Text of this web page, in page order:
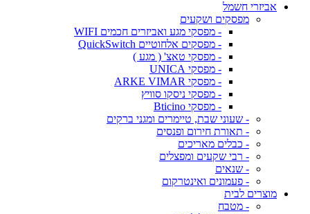
אביזרי חשמל
מפסקים ושקעים
- מפסקי מגע ואביזרים חכמים WIFI
- מפסקים אלחוטיים QuickSwitch
- מפסקי טאצ' ( מגע )
- מפסקי UNICA
- מפסקי ARKE VIMAR
- מפסקי ניסקו סוויץ
- מפסקי Bticino
- שעוני שבת, טיימרים ומגני ברקים
- תאורת חירום ופנסים
- כבלים מאריכים
- רבי שקעים ומפצלים
- שנאים
- פעמונים ואינטרקום
מוצרים לבית
- מטבח